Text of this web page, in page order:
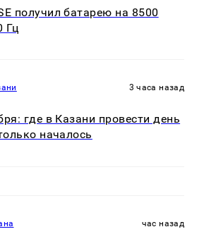
получил батарею на 8500
Гц
3 часа назад
где в Казани провести день
началось
час назад